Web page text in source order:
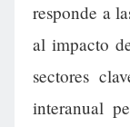
responde a
al impacto
sectores
interanual